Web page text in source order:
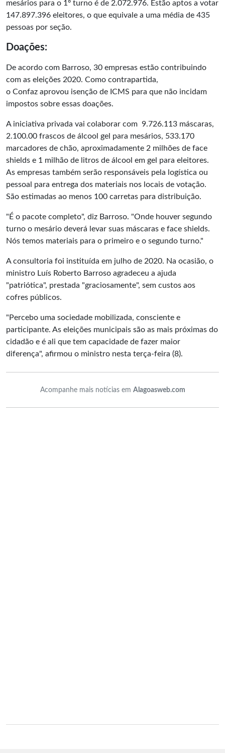
mesários para o 1º turno é de 2.072.976. Estão aptos a votar
147.897.396 eleitores, o que equivale a uma média de 435
pessoas por seção.
Doações:
De acordo com Barroso, 30 empresas estão contribuindo
com as eleições 2020. Como contrapartida,
o Confaz aprovou isenção de ICMS para que não incidam
impostos sobre essas doações.
A iniciativa privada vai colaborar com 9.726.113 máscaras,
2.100.00 frascos de álcool gel para mesários, 533.170
marcadores de chão, aproximadamente 2 milhões de face
shields e 1 milhão de litros de álcool em gel para eleitores.
As empresas também serão responsáveis pela logística ou
pessoal para entrega dos materiais nos locais de votação.
São estimadas ao menos 100 carretas para distribuição.
"É o pacote completo", diz Barroso. "Onde houver segundo
turno o mesário deverá levar suas máscaras e face shields.
Nós temos materiais para o primeiro e o segundo turno."
A consultoria foi instituída em julho de 2020. Na ocasião, o
ministro Luís Roberto Barroso agradeceu a ajuda
"patriótica", prestada "graciosamente", sem custos aos
cofres públicos.
"Percebo uma sociedade mobilizada, consciente e
participante. As eleições municipais são as mais próximas do
cidadão e é ali que tem capacidade de fazer maior
diferença", afirmou o ministro nesta terça-feira (8).
Acompanhe mais notícias em Alagoasweb.com